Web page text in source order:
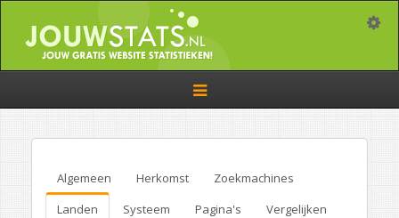
Toggle
navigation
Algemeen Herkomst
Zoekmachines
Landen
Systeem Pagina's
Vergelijken